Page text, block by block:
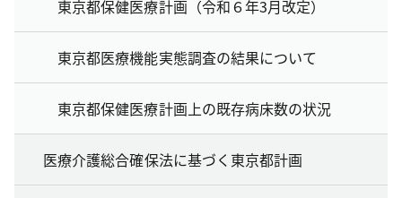
東京都保健医療計画（令和６年3月改定）
東京都医療機能実態調査の結果について
東京都保健医療計画上の既存病床数の状況
医療介護総合確保法に基づく東京都計画